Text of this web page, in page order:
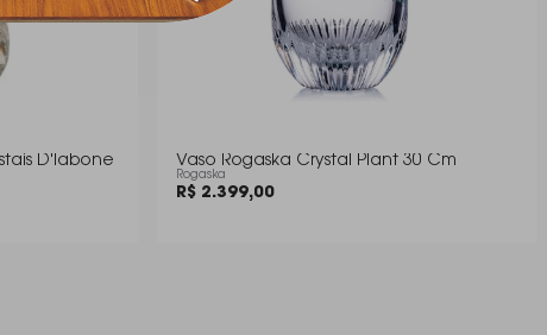
D'labone Vaso Rogaska Crystal Plant 30 Cm
Rogaska
R$ 2.399,00